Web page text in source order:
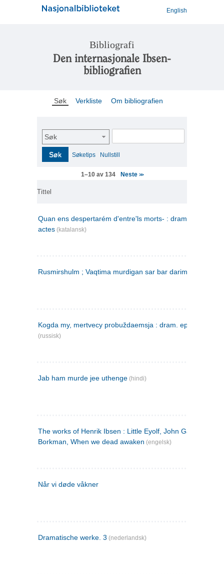
English
Bibliografi
Den internasjonale Ibsen-
bibliografien
Søk Verkliste Om bibliografien
Søk
Søk Søketips Nullstill
1–10 av 134 Neste >>
Tittel
Quan ens despertarém d'entre'ls morts- : drama en tres
actes (katalansk)
Rusmirshulm ; Vaqtima murdigan sar bar darim
Kogda my, mertvecy probuždaemsja : dram. epilog v 3 d
(russisk)
Jab ham murde jee uthenge (hindi)
The works of Henrik Ibsen : Little Eyolf, John Gabriel
Borkman, When we dead awaken (engelsk)
Når vi døde våkner
Dramatische werke. 3 (nederlandsk)